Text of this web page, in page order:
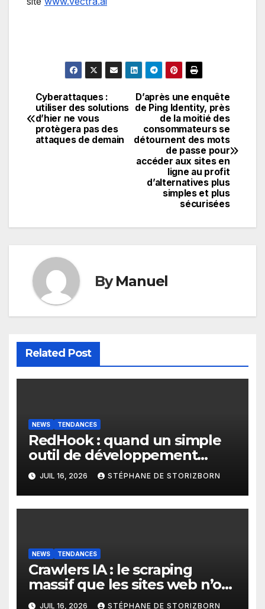
Navigation
de
l’article
D’après une enquête
de Ping Identity, près
de la moitié des
consommateurs se
détournent des mots
de passe pour
accéder aux sites en
ligne au profit
d’alternatives plus
simples et plus
sécurisées
Cyberattaques :
utiliser des solutions
d’hier ne vous
protègera pas des
attaques de demain
ByManuel
Related Post
NEWS TENDANCES
RedHook : quand un simple
outil de développement
Android devient une porte
d’entrée pour les
cybercriminels
JUIL 16, 2026 STÉPHANE DE STORIZBORN
NEWS TENDANCES
Crawlers IA : le scraping
massif que les sites web n’ont
pas anticipé
JUIL 16, 2026 STÉPHANE DE STORIZBORN